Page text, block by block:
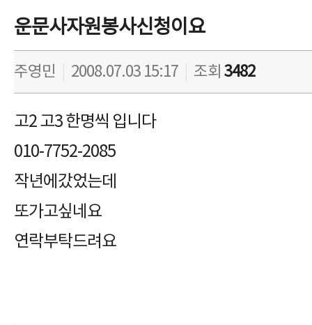
운문사자원봉사신청이요
주영민 2008.07.03 15:17 조회 3482
고2 고3 한명씩 입니다
010-7752-2085
작년에갔었는데
또가고싶네요
연락부탁드려요